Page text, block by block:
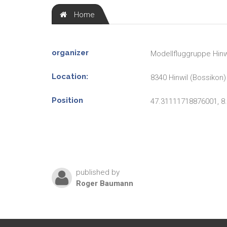
Home
organizer Modellfluggruppe
Location: 8340 Hinwil (Bossikon)
Position 47.31111718876001,
published by
Roger Baumann